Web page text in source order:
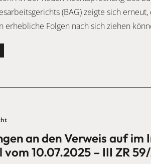
(BAG) zeigte sich
erhebliche Folgen nach sich ziehen
an den Verweis auf
10.07.2025 – III ZR